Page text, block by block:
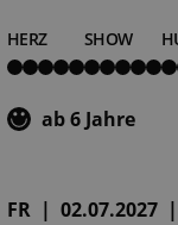
HERZ
5
von
SHOW
5
von
5
ab 6 Jahre
FR | 02.07.2027